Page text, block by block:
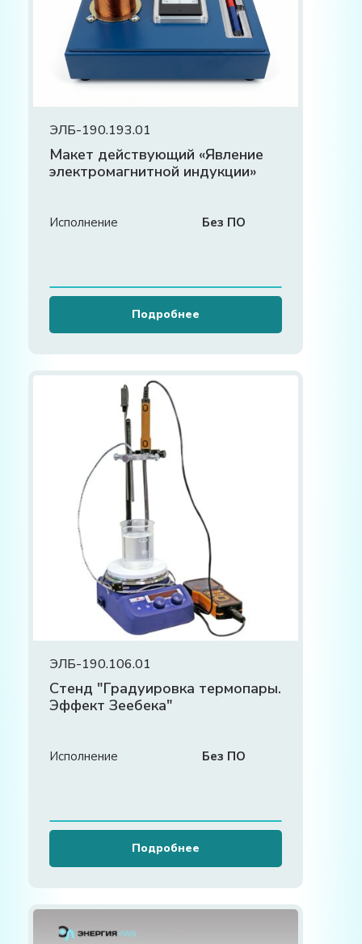
ЭЛБ-190.193.01
Макет действующий «Явление
электромагнитной индукции»
Исполнение Без ПО
Подробнее
ЭЛБ-190.106.01
Стенд "Градуировка термопары.
Эффект Зеебека"
Исполнение Без ПО
Подробнее